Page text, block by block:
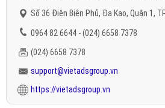
Số 36 Điện Biên Phủ, Đa Kao, Quận 1,
0964 82 6644 - (024) 6658 7378
(024) 6658 7378
support@vietadsgroup.vn
https://vietadsgroup.vn